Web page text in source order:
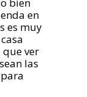
bien
en
es muy
ver
las